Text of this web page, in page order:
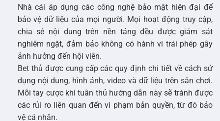
Nhà cái áp dụng các công nghệ bảo mật hiện đại để
bảo vệ dữ liệu của mọi người. Mọi hoạt động truy cập,
chia sẻ nội dung trên nền tảng đều được giám sát
nghiêm ngặt, đảm bảo không có hành vi trái phép gây
ảnh hưởng đến hội viên.
Bet thủ được cung cấp các quy định chi tiết về cách sử
dụng nội dung, hình ảnh, video và dữ liệu trên sân chơi.
Mỗi tay cược khi tuân thủ hướng dẫn này sẽ tránh được
các rủi ro liên quan đến vi phạm bản quyền, từ đó bảo
vệ cá nhân.